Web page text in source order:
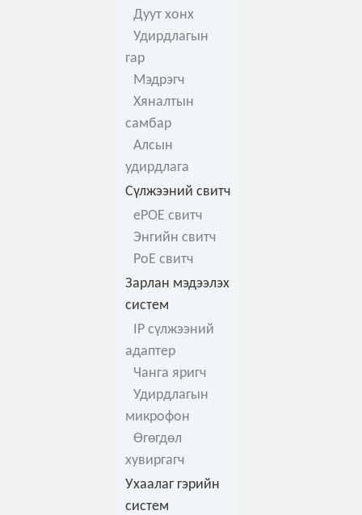
Дуут хонх
Удирдлагын
гар
Мэдрэгч
Хяналтын
самбар
Алсын
удирдлага
Сүлжээний свитч
ePOE свитч
Энгийн свитч
PoE свитч
Зарлан мэдээлэх
систем
IP сүлжээний
адаптер
Чанга яригч
Удирдлагын
микрофон
Өгөгдөл
хувиргагч
Ухаалаг гэрийн
систем